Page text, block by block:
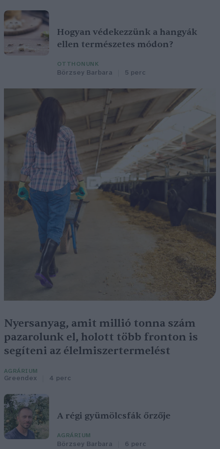
Hogyan védekezzünk a hangyák
ellen természetes módon?
OTTHONUNK
Börzsey Barbara 5 perc
Nyersanyag, amit millió tonna szám
pazarolunk el, holott több fronton is
segíteni az élelmiszertermelést
AGRÁRIUM
Greendex 4 perc
A régi gyümölcsfák őrzője
AGRÁRIUM
Börzsey Barbara 6 perc